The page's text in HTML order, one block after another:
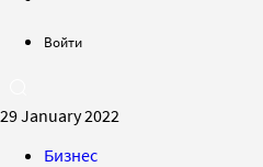
Войти
29 January 2022
Бизнес